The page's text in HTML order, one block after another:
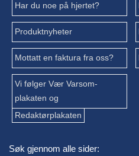
Har du noe på hjertet?
Produktnyheter
Mottatt en faktura fra oss?
Vi følger Vær Varsom-
plakaten og
Redaktørplakaten
Søk gjennom alle sider: